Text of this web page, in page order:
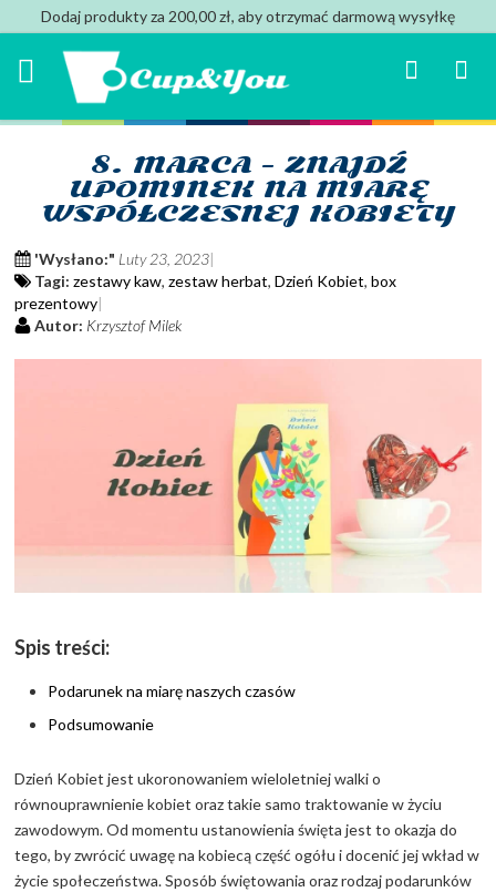
Dodaj produkty za 200,00 zł, aby otrzymać darmową wysyłkę
Mój
Search
8. MARCA - ZNAJDŹ
UPOMINEK NA MIARĘ
WSPÓŁCZESNEJ KOBIETY
'Wysłano:" Luty 23, 2023
Tagi: zestawy kaw,zestaw herbat,Dzień Kobiet,box
prezentowy
Autor: Krzysztof Milek
Spis treści:
Podarunek na miarę naszych czasów
Podsumowanie
Dzień Kobiet jest ukoronowaniem wieloletniej walki o
równouprawnienie kobiet oraz takie samo traktowanie w życiu
zawodowym. Od momentu ustanowienia święta jest to okazja do
tego, by zwrócić uwagę na kobiecą część ogółu i docenić jej wkład w
życie społeczeństwa. Sposób świętowania oraz rodzaj podarunków